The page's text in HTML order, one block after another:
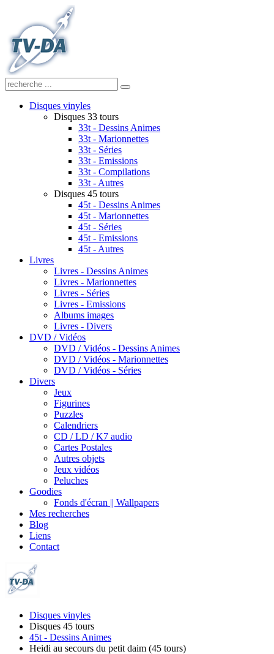
Disques vinyles
Disques 33 tours
33t - Dessins Animes
33t - Marionnettes
33t - Séries
33t - Emissions
33t - Compilations
33t - Autres
Disques 45 tours
45t - Dessins Animes
45t - Marionnettes
45t - Séries
45t - Emissions
45t - Autres
Livres
Livres - Dessins Animes
Livres - Marionnettes
Livres - Séries
Livres - Emissions
Albums images
Livres - Divers
DVD / Vidéos
DVD / Vidéos - Dessins Animes
DVD / Vidéos - Marionnettes
DVD / Vidéos - Séries
Divers
Jeux
Figurines
Puzzles
Calendriers
CD / LD / K7 audio
Cartes Postales
Autres objets
Jeux vidéos
Peluches
Goodies
Fonds d'écran || Wallpapers
Mes recherches
Blog
Liens
Contact
Disques vinyles
Disques 45 tours
45t - Dessins Animes
Heidi au secours du petit daim (45 tours)